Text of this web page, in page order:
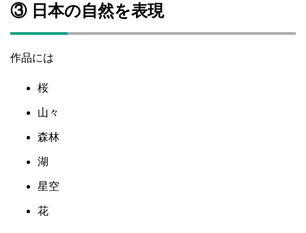
③ 日本の自然を表現
作品には
桜
山々
森林
湖
星空
花